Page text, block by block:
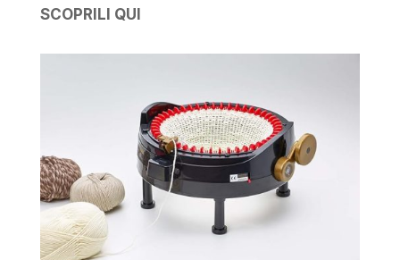
SCOPRILI QUI